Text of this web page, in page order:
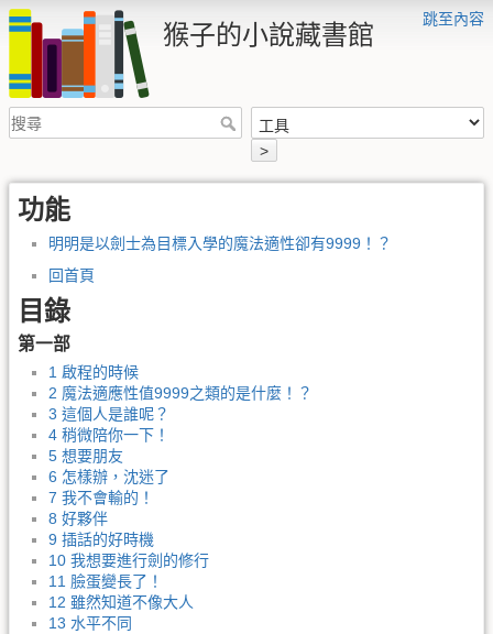
跳至內容
猴子的小說藏書館
>
功能
明明是以劍士為目標入學的魔法適性卻有9999！？
回首頁
目錄
第一部
1 啟程的時候
2 魔法適應性值9999之類的是什麼！？
3 這個人是誰呢？
4 稍微陪你一下！
5 想要朋友
6 怎樣辦，沈迷了
7 我不會輸的！
8 好夥伴
9 插話的好時機
10 我想要進行劍的修行
11 臉蛋變長了！
12 雖然知道不像大人
13 水平不同